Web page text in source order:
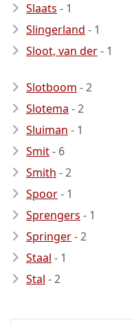
Slaats - 1
Slingerland - 1
Sloot, van der- 1
Slotboom - 2
Slotema - 2
Sluiman - 1
Smit- 6
Smith - 2
Spoor- 1
Sprengers - 1
Springer- 2
Staal - 1
Stal - 2